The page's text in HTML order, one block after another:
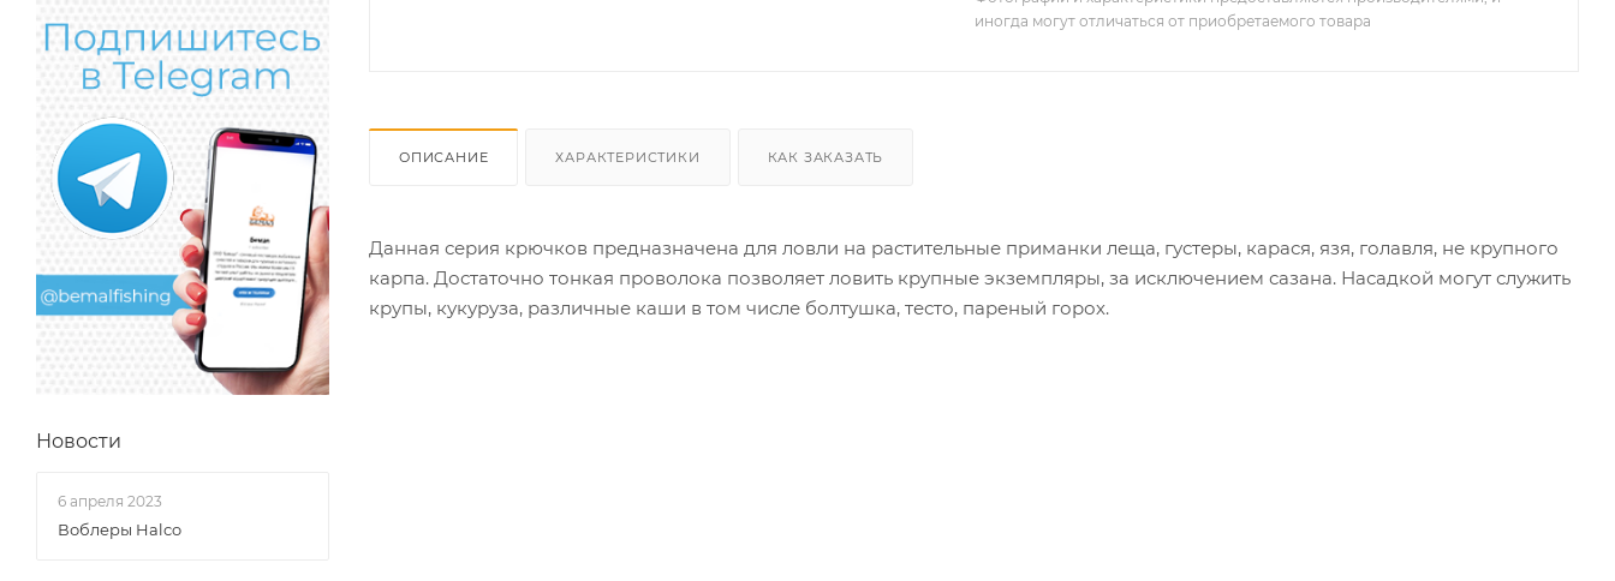
иногда могут отличаться от приобретаемого товара
ОПИСАНИЕ ХАРАКТЕРИСТИКИ КАК ЗАКАЗАТЬ
Данная серия крючков предназначена для ловли на растительные приманки леща, густеры, карася, язя, голавля, не крупного
карпа. Достаточно тонкая проволока позволяет ловить крупные экземпляры, за исключением сазана. Насадкой могут служить
крупы, кукуруза, различные каши в том числе болтушка, тесто, пареный горох.
Новости
6 апреля 2023
Воблеры Halco